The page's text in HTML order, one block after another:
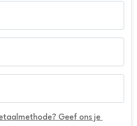
Geef ons je